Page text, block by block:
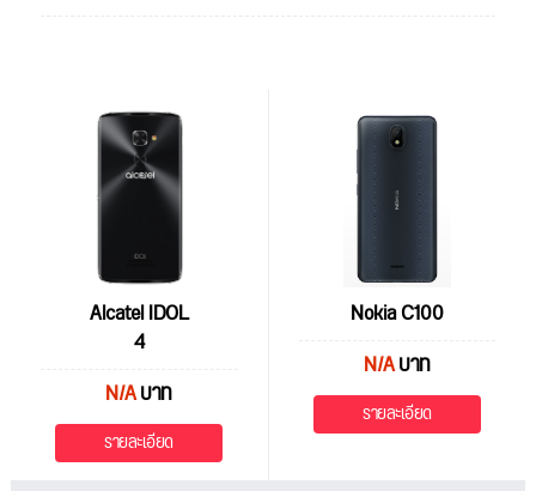
Alcatel IDOL
4
N/Aบาท
รายละเอียด
Nokia C100
N/Aบาท
รายละเอียด